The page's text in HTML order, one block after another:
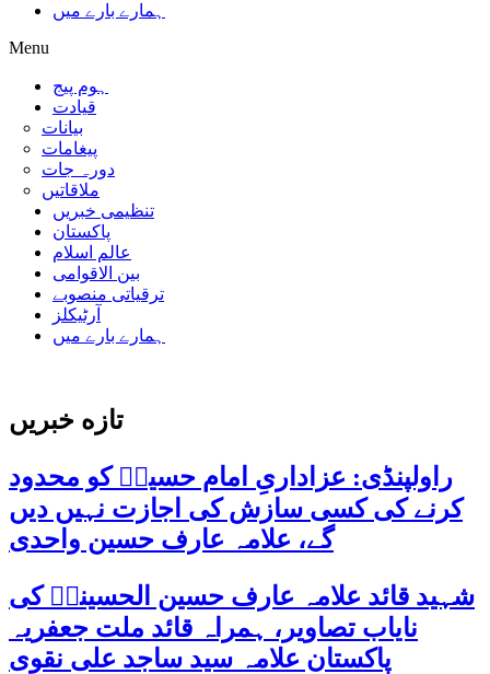
ہمارے بارے میں
Menu
ہوم پیج
قیادت
بیانات
پیغامات
دورہ جات
ملاقاتیں
تنظیمی خبریں
پاکستان
عالم اسلام
بین الاقوامی
ترقیاتی منصوبے
آرٹیکلز
ہمارے بارے میں
تازه خبریں
راولپنڈی: عزاداریِ امام حسینؑ کو محدود
کرنے کی کسی سازش کی اجازت نہیں دیں
گے، علامہ عارف حسین واحدی
شہید قائد علامہ عارف حسین الحسینیؒ کی
نایاب تصاویر، ہمراہ قائد ملت جعفریہ
پاکستان علامہ سید ساجد علی نقوی